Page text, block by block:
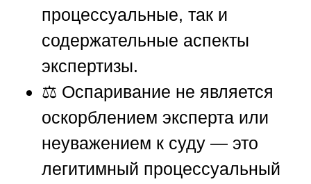
процессуальные, так и
содержательные аспекты
экспертизы.
⚖️ Оспаривание не является
оскорблением эксперта или
неуважением к суду — это
легитимный процессуальный